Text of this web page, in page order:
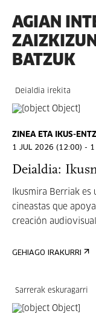
AGIAN
BATZUK
Deialdia irekita
ZINEA ETA IKUS-
1 JUL 2026 (12:00) - 1
Deialdia:
Ikusmira Berriak
cineastas que
creación
GEHIAGO IRAKURRI
Sarrerak eskuragarri